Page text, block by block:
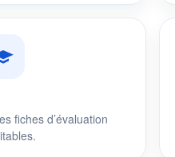
fiches d’évaluation